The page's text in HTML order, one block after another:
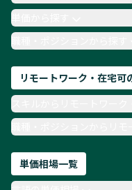
月収100万円 業務委
TypeScript
単価から探す
職種・ポジションから探す
リモートワーク・在宅可
職種・ポジションからリモ
単価相場一覧